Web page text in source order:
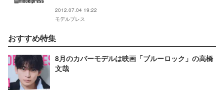
2012.07.04 19:22
モデルプレス
おすすめ特集
8月のカバーモデルは映画「ブルーロック」の高橋
文哉